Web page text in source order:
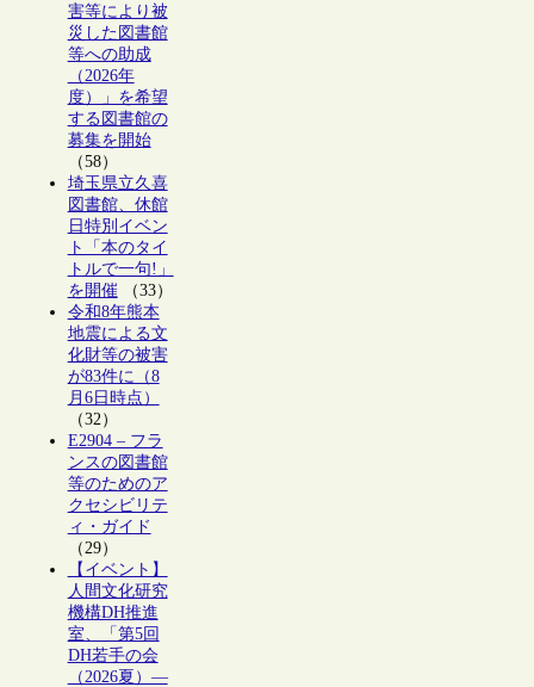
害等により被
災した図書館
等への助成
（2026年
度）」を希望
する図書館の
募集を開始
（58）
埼玉県立久喜
図書館、休館
日特別イベン
ト「本のタイ
トルで一句!」
を開催（33）
令和8年熊本
地震による文
化財等の被害
が83件に（8
月6日時点）
（32）
E2904 – フラ
ンスの図書館
等のためのア
クセシビリテ
ィ・ガイド
（29）
【イベント】
人間文化研究
機構DH推進
室、「第5回
DH若手の会
（2026夏）―